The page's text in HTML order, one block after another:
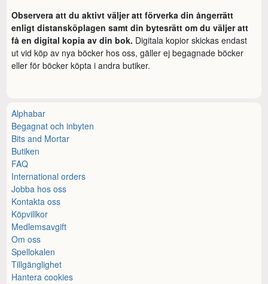
Observera att du aktivt väljer att förverka din ångerrätt
enligt distansköplagen samt din bytesrätt om du väljer att
få en digital kopia av din bok. Digitala kopior skickas endast
ut vid köp av nya böcker hos oss, gäller ej begagnade böcker
eller för böcker köpta i andra butiker.
Alphabar
Begagnat och inbyten
Bits and Mortar
Butiken
FAQ
International orders
Jobba hos oss
Kontakta oss
Köpvillkor
Medlemsavgift
Om oss
Spellokalen
Tillgänglighet
Hantera cookies